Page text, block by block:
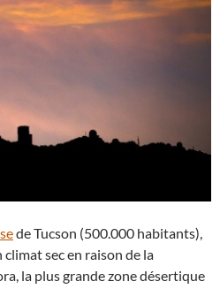
de Tucson (500.000 habitants),
climat sec en raison de la
la plus grande zone désertique